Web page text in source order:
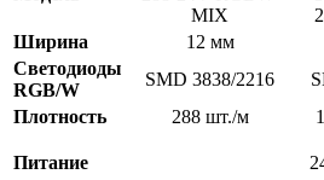
MIX
Ширина
12 мм
Светодиоды
RGB/W
SMD 3838/2216
Плотность
288 шт./м
Питание